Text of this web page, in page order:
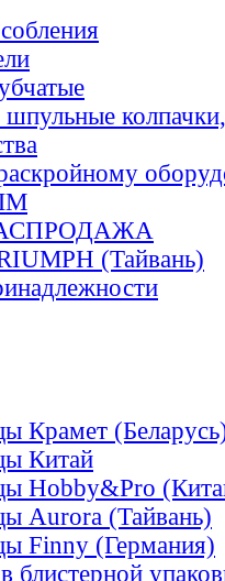
(Тайвань)
Крамет
Китай
Hobby&Pro
Aurora (Тайвань)
Finny (Германия)
блистерной